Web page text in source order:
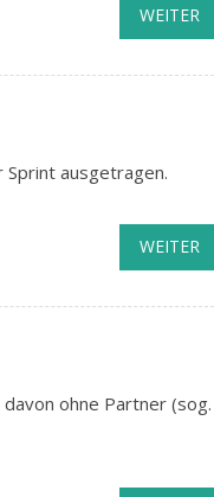
WEITER
Sprint ausgetragen.
WEITER
ohne Partner (sog.